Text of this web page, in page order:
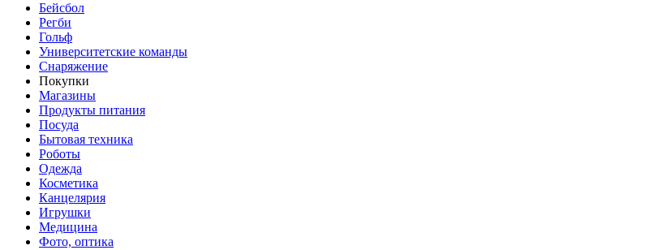
Бейсбол
Регби
Гольф
Университетские команды
Снаряжение
Покупки
Магазины
Продукты питания
Посуда
Бытовая техника
Роботы
Одежда
Косметика
Канцелярия
Игрушки
Медицина
Фото, оптика